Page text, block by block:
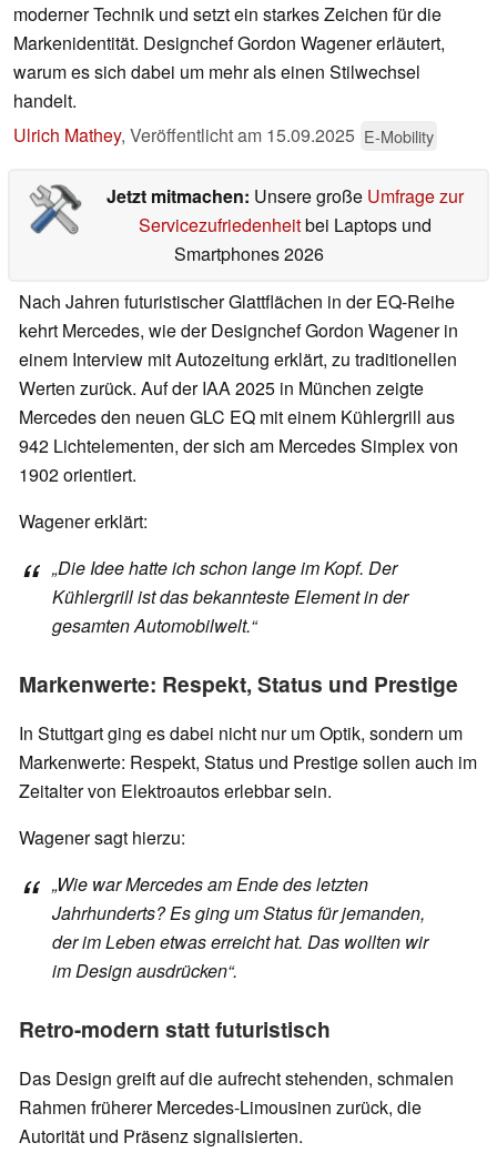
moderner Technik und setzt ein starkes Zeichen für die
Markenidentität. Designchef Gordon Wagener erläutert,
warum es sich dabei um mehr als einen Stilwechsel
handelt.
Ulrich Mathey, Veröffentlicht am 15.09.2025 E-Mobility
Jetzt mitmachen: Unsere große Umfrage zur
Servicezufriedenheitbei Laptops und
Smartphones 2026
Nach Jahren futuristischer Glattflächen in der EQ-Reihe
kehrt Mercedes, wie der Designchef Gordon Wagener in
einem Interview mit Autozeitung erklärt, zu traditionellen
Werten zurück. Auf der IAA 2025 in München zeigte
Mercedes den neuen GLC EQ mit einem Kühlergrill aus
942 Lichtelementen, der sich am Mercedes Simplex von
1902 orientiert.
Wagener erklärt:
„Die Idee hatte ich schon lange im Kopf. Der
Kühlergrill ist das bekannteste Element in der
gesamten Automobilwelt.“
Markenwerte: Respekt, Status und Prestige
In Stuttgart ging es dabei nicht nur um Optik, sondern um
Markenwerte: Respekt, Status und Prestige sollen auch im
Zeitalter von Elektroautos erlebbar sein.
Wagener sagt hierzu:
„Wie war Mercedes am Ende des letzten
Jahrhunderts? Es ging um Status für jemanden,
der im Leben etwas erreicht hat. Das wollten wir
im Design ausdrücken“.
Retro-modern statt futuristisch
Das Design greift auf die aufrecht stehenden, schmalen
Rahmen früherer Mercedes-Limousinen zurück, die
Autorität und Präsenz signalisierten.